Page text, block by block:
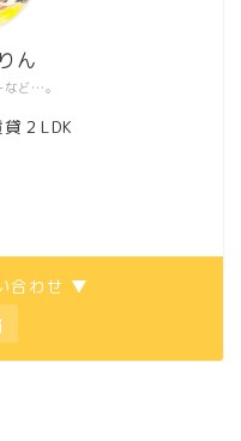
など…。
ん
２LDK
合わせ ▼